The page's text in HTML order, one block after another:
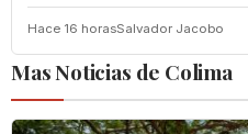
Hace 16 horasSalvador Jacobo
Mas Noticias de Colima